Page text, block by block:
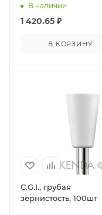
В наличии
1 420.65 ₽
В КОРЗИНУ
C.G.I., грубая
зернистость, 100шт